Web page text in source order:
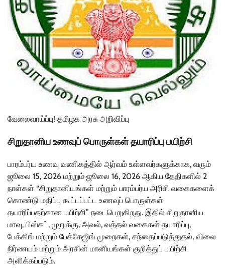
வேலைவாய்ப்பு! தமிழக அரசு அறிவிப்பு
சிறுதானிய உணவுப் பொருள்கள் தயாரிப்பு பயிற்சி
பாரம்பர்ய உணவு வணிகத்தில் ஆர்வம் உள்ளவர்களுக்காக, வரும்
ஜூலை 15, 2026 மற்றும் ஜூலை 16, 2026 ஆகிய தேதிகளில் 2
நாள்கள் “சிறுதானியங்கள் மற்றும் பாரம்பர்ய அரிசி வகைகளைக்
கொண்டு மதிப்பு கூட்டப்பட்ட உணவுப் பொருள்கள்
தயாரிப்பதற்கான பயிற்சி” நடைபெறுகிறது. இதில் சிறுதானிய
மாவு, பிஸ்கட், முறுக்கு, அவல், வத்தல் வகைகள் தயாரிப்பு,
பேக்கிங் மற்றும் பேக்கேஜிங் முறைகள், சந்தைப்படுத்துதல், விலை
நிர்ணயம் மற்றும் அரசின் மானியங்கள் குறித்துப் பயிற்சி
அளிக்கப்படும்.